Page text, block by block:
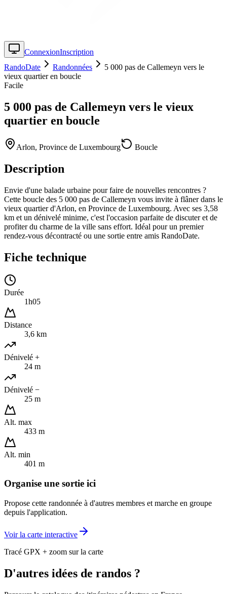
ConnexionInscription
RandoDate
Randonnées
5 000 pas de Callemeyn vers le
vieux quartier en boucle
Facile
5 000 pas de Callemeyn vers le vieux
quartier en boucle
Arlon, Province de Luxembourg Boucle
Description
Envie d'une balade urbaine pour faire de nouvelles rencontres ?
Cette boucle des 5 000 pas de Callemeyn vous invite à flâner dans le
vieux quartier d'Arlon, en Province de Luxembourg. Avec ses 3,58
km et un dénivelé minime, c'est l'occasion parfaite de discuter et de
profiter du charme de la ville sans effort. Idéal pour un premier
rendez-vous décontracté ou une sortie entre amis RandoDate.
Fiche technique
Durée
1h05
Distance
3,6 km
Dénivelé +
24 m
Dénivelé −
25 m
Alt. max
433 m
Alt. min
401 m
Organise une sortie ici
Propose cette randonnée à d'autres membres et marche en groupe
depuis l'application.
Voir la carte interactive
Tracé GPX + zoom sur la carte
D'autres idées de randos ?